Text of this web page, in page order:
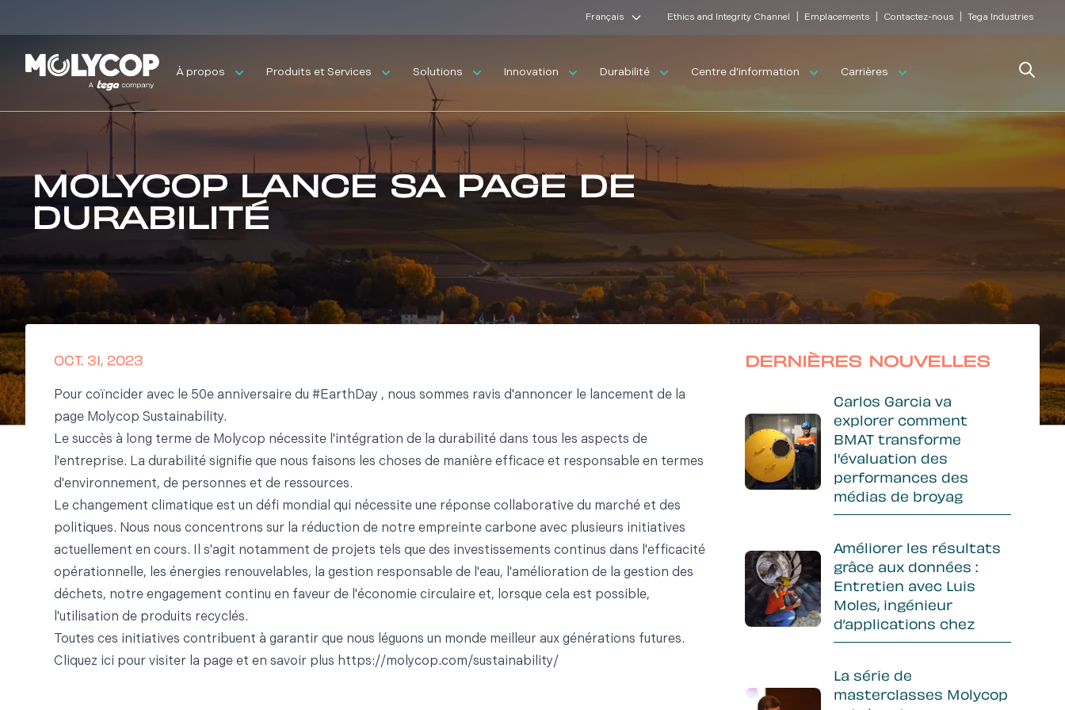
Français Ethics and Integrity Channel Emplacements Contactez-nous Tega Industries
À propos Produits et Services Solutions Innovation Durabilité Centre d'information Carrières Search
MOLYCOP LANCE SA PAGE DE
DURABILITÉ
OCT. 31, 2023
Pour coïncider avec le 50e anniversaire du #EarthDay , nous sommes ravis d'annoncer le lancement de la
page Molycop Sustainability.
Le succès à long terme de Molycop nécessite l'intégration de la durabilité dans tous les aspects de
l'entreprise. La durabilité signifie que nous faisons les choses de manière efficace et responsable en termes
d'environnement, de personnes et de ressources.
Le changement climatique est un défi mondial qui nécessite une réponse collaborative du marché et des
politiques. Nous nous concentrons sur la réduction de notre empreinte carbone avec plusieurs initiatives
actuellement en cours. Il s'agit notamment de projets tels que des investissements continus dans l'efficacité
opérationnelle, les énergies renouvelables, la gestion responsable de l'eau, l'amélioration de la gestion des
déchets, notre engagement continu en faveur de l'économie circulaire et, lorsque cela est possible,
l'utilisation de produits recyclés.
Toutes ces initiatives contribuent à garantir que nous léguons un monde meilleur aux générations futures.
Cliquez ici pour visiter la page et en savoir plus https://molycop.com/sustainability/
Sidebar
DERNIÈRES NOUVELLES
Carlos Garcia va
explorer comment
BMAT transforme
l'évaluation des
performances des
médias de broyag
Améliorer les résultats
grâce aux données :
Entretien avec Luis
Moles, ingénieur
d’applications chez
La série de
masterclasses Molycop